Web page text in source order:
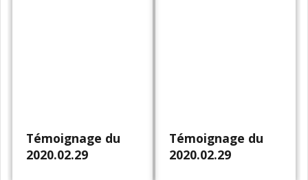
Témoignage du
2020.02.29
Témoignage du
2020.02.29